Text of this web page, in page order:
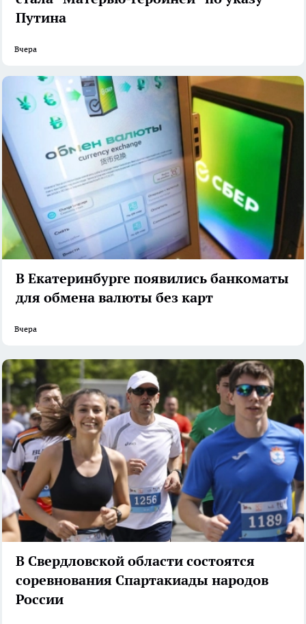
Путина
Вчера
В Екатеринбурге появились банкоматы
для обмена валюты без карт
Вчера
В Свердловской области состоятся
соревнования Спартакиады народов
России